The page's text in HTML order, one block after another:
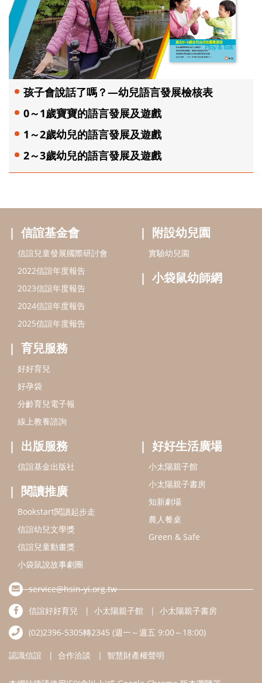
孩子會說話了嗎？—幼兒語言發展檢核表
0～1歲寶寶的語言發展及遊戲
1～2歲幼兒的語言發展及遊戲
2～3歲幼兒的語言發展及遊戲
信誼基金會
信誼兒童發展國際研討會
2022信誼年度報告
2023信誼年度報告
2024信誼年度報告
2025信誼年度報告
育兒服務
好好育兒
好孕袋
分齡育兒電子報
線上教養諮詢
附設幼兒園
實驗幼兒園
小袋鼠幼師網
出版服務
信誼基金出版社
閱讀推廣
Bookstart閱讀起步走
信誼幼兒文學獎
信誼兒童動畫獎
小袋鼠說故事劇團
好好生活廣場
小太陽親子館
小太陽親子書房
知新劇場
農人餐桌
Green & Safe
service@hsin-yi.org.tw
信誼好好育兒
小太陽親子館
小太陽親子書房
(02)2396-5305轉2345 (週一～週五 9:00～18:00)
認識信誼 合作洽談 智慧財產權聲明